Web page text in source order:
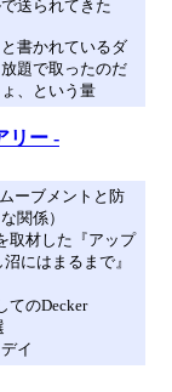
送られてきた
書かれているダ
題で取ったのだ
、という量
リー -
ーブメントと防
関係）
取材した『アップ
にはまるまで』
てのDecker
イ